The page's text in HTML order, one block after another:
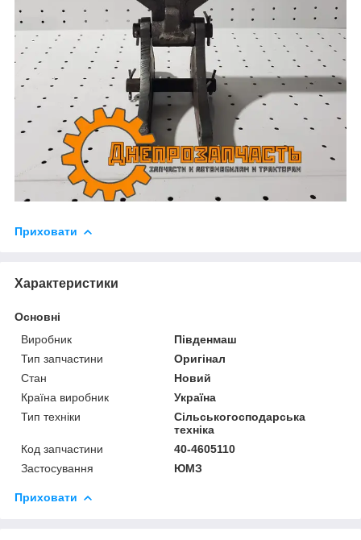
Приховати
Характеристики
Основні
Виробник
Південмаш
Тип запчастини
Оригінал
Стан
Новий
Країна виробник
Україна
Тип техніки
Сільськогосподарська
техніка
Код запчастини
40-4605110
Застосування
ЮМЗ
Приховати